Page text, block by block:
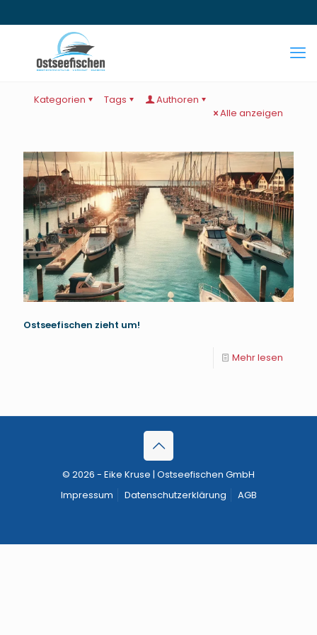
Kategorien Tags
Authoren
Alle anzeigen
Ostseefischen zieht um!
Mehr lesen
© 2026 - Eike Kruse | Ostseefischen GmbH
Impressum
Datenschutzerklärung AGB